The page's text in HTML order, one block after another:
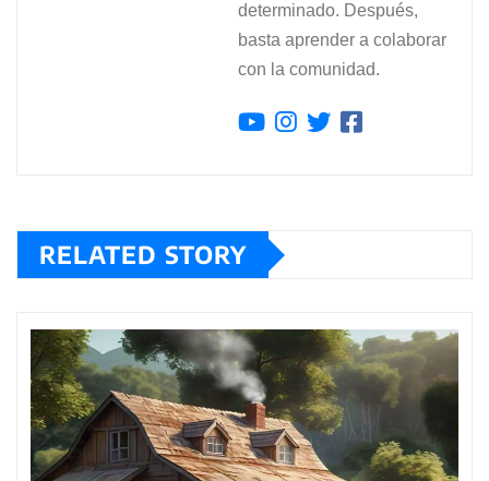
determinado. Después,
basta aprender a colaborar
con la comunidad.
RELATED STORY